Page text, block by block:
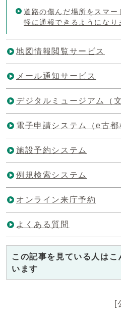
道路の傷んだ場所をスマ
軽に通報できるようになり
地図情報閲覧サービス
メール通知サービス
デジタルミュージアム（
電子申請システム（e古都
施設予約システム
例規検索システム
オンライン来庁予約
よくある質問
この記事を見ている人はこ
います
[